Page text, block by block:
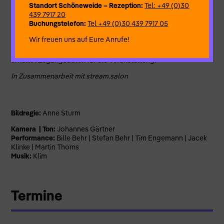
Hilfe. Außerdem könnt ihr euch sicher sein, dass es ein und den
selben Stream niemals zweimal geben wird.
Anmeldung:
info@theater-anu.de
erhaltet Zugangsdaten für die Veranstaltung.
In Zusammenarbeit mit stream.salon
Bildregie: Anne Sturm
Kamera | Ton: Johannes Gärtner
Performance: Bille Behr | Stefan Behr | Tim Engemann | Jacek
Klinke | Martin Thoms
Musik: Klim
Termine
Standort Schöneweide – Rezeption:Tel: +49 (0)30
439 7917 20
Buchungstelefon:Tel +49 (0)30 439 7917 05
Wir freuen uns auf Eure Anrufe!